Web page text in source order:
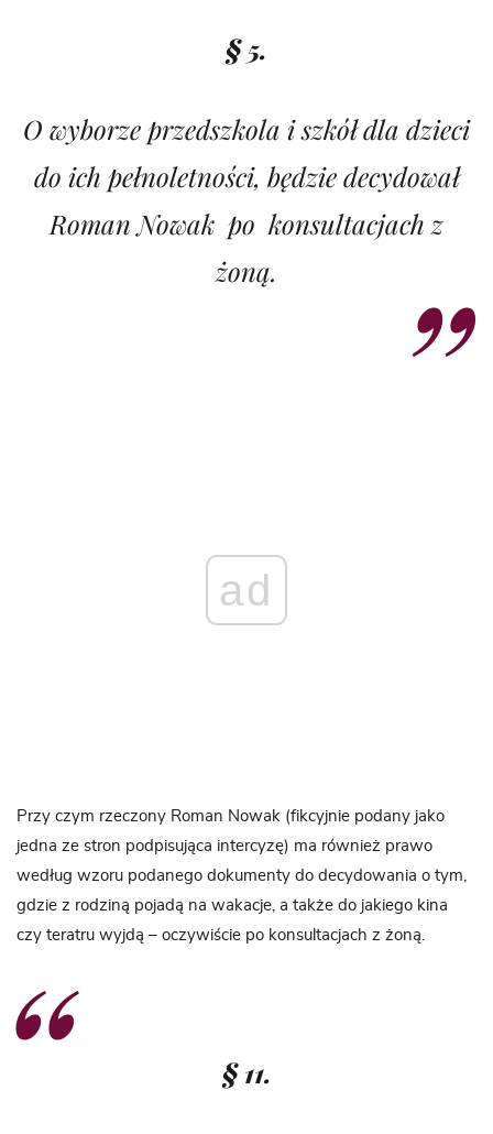
§ 5.
O wyborze przedszkola i szkół dla dzieci
do ich pełnoletności, będzie decydował
Roman Nowak po konsultacjach z
żoną.
ad
Przy czym rzeczony Roman Nowak (fikcyjnie podany jako
jedna ze stron podpisująca intercyzę) ma również prawo
według wzoru podanego dokumenty do decydowania o tym,
gdzie z rodziną pojadą na wakacje, a także do jakiego kina
czy teratru wyjdą – oczywiście po konsultacjach z żoną.
§ 11.